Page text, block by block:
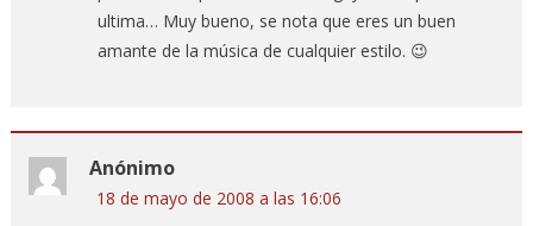
ultima… Muy bueno, se nota que eres un buen
amante de la música de cualquier estilo. 😉
Anónimo
18 de mayo de 2008 a las 16:06